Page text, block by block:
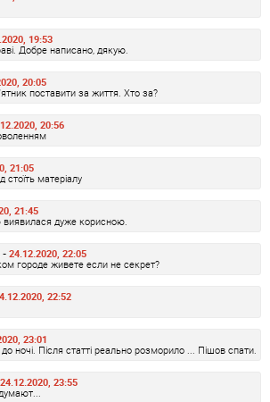
19:53
Добре написано, дякую.
20:05
поставити за життя. Хто за?
20:56
21:05
стоїть матеріалу
21:45
дуже корисною.
- 24.12.2020, 22:05
городе живете если не секрет?
22:52
23:01
ночі. Після статті реально розморило ... Пішов спати.
24.12.2020, 23:55